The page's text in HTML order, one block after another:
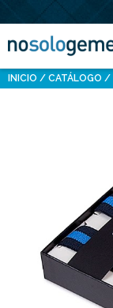
INICIO CATÁLOGO